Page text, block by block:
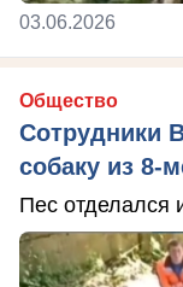
03.06.2026
Общество
Сотрудники
собаку из 8-
Пес отделался